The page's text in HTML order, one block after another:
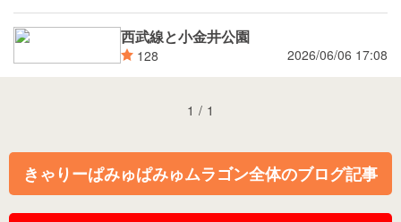
西武線と小金井公園
128 2026/06/06 17:08
1 / 1
きゃりーぱみゅぱみゅムラゴン全体のブログ記事